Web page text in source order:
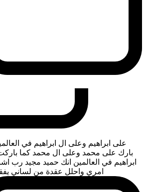
على ابراهيم وعلى ال ابراهيم في
بارك على محمد وعلى ال محمد كما
ابراهيم في العالمين انك حميد مجيد
امري واحلل عقدة من لساني